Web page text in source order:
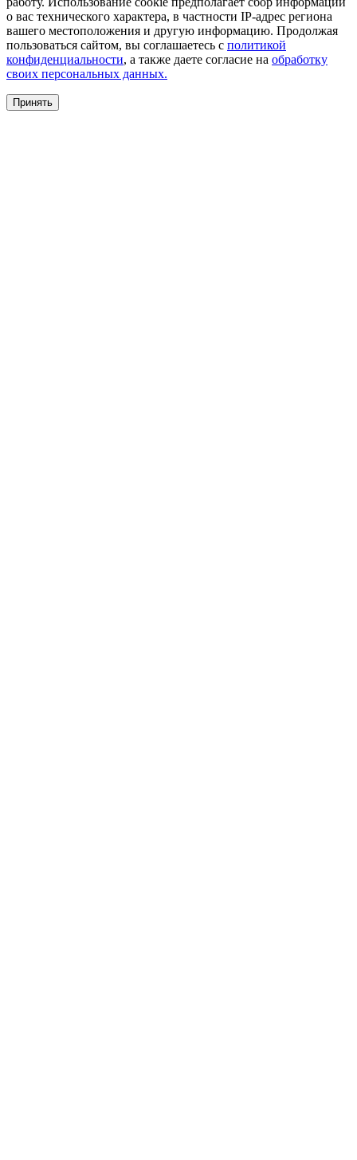
о вас технического характера, в частности IP-адрес региона
вашего местоположения и другую информацию. Продолжая
пользоваться сайтом, вы соглашаетесь с политикой
конфиденциальности, а также даете согласие на обработку
своих персональных данных.
Принять